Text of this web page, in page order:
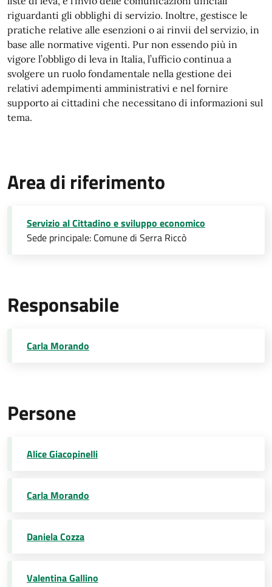
riguardanti gli obblighi di servizio. Inoltre, gestisce le
pratiche relative alle esenzioni o ai rinvii del servizio, in
base alle normative vigenti. Pur non essendo più in
vigore l’obbligo di leva in Italia, l’ufficio continua a
svolgere un ruolo fondamentale nella gestione dei
relativi adempimenti amministrativi e nel fornire
supporto ai cittadini che necessitano di informazioni sul
tema.
Area di riferimento
Servizio al Cittadino e sviluppo economico
Sede principale: Comune di Serra Riccò
Responsabile
Carla Morando
Persone
Alice Giacopinelli
Carla Morando
Daniela Cozza
Valentina Gallino